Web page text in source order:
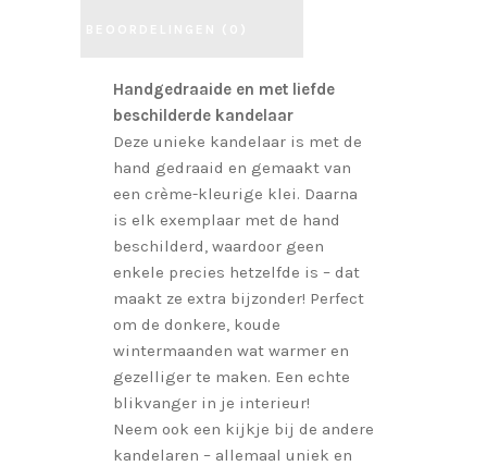
Handgedraaide en met liefde
beschilderde kandelaar
Deze unieke kandelaar is met de
hand gedraaid en gemaakt van
een crème-kleurige klei. Daarna
is elk exemplaar met de hand
beschilderd, waardoor geen
enkele precies hetzelfde is – dat
maakt ze extra bijzonder! Perfect
om de donkere, koude
wintermaanden wat warmer en
gezelliger te maken. Een echte
blikvanger in je interieur!
Neem ook een kijkje bij de andere
kandelaren – allemaal uniek en